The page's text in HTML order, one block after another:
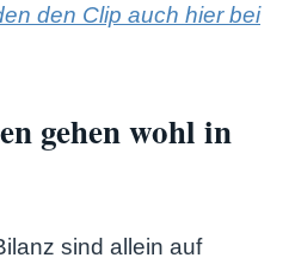
den Clip auch hier bei
gehen wohl in
sind allein auf